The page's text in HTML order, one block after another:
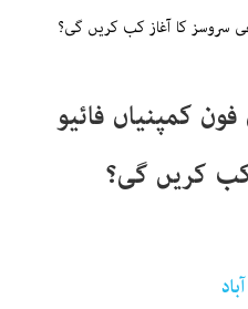
جی سروسز کا آغاز کب کریں گی؟
کمپنیاں فائیو
کریں گی؟